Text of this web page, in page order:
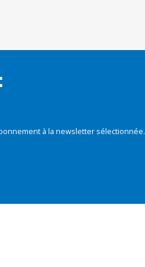
à la newsletter sélectionnée.